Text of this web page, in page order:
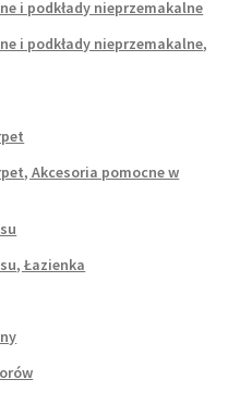
i podkłady nieprzemakalne
i podkłady nieprzemakalne,
Akcesoria pomocne w
Łazienka